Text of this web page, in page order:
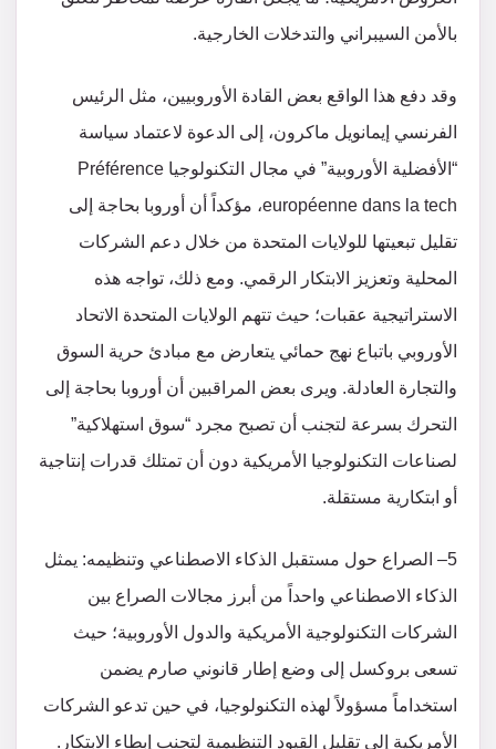
بالأمن السيبراني والتدخلات الخارجية.
وقد دفع هذا الواقع بعض القادة الأوروبيين، مثل الرئيس
الفرنسي إيمانويل ماكرون، إلى الدعوة لاعتماد سياسة
“الأفضلية الأوروبية” في مجال التكنولوجيا Préférence
européenne dans la tech، مؤكداً أن أوروبا بحاجة إلى
تقليل تبعيتها للولايات المتحدة من خلال دعم الشركات
المحلية وتعزيز الابتكار الرقمي. ومع ذلك، تواجه هذه
الاستراتيجية عقبات؛ حيث تتهم الولايات المتحدة الاتحاد
الأوروبي باتباع نهج حمائي يتعارض مع مبادئ حرية السوق
والتجارة العادلة. ويرى بعض المراقبين أن أوروبا بحاجة إلى
التحرك بسرعة لتجنب أن تصبح مجرد “سوق استهلاكية”
لصناعات التكنولوجيا الأمريكية دون أن تمتلك قدرات إنتاجية
أو ابتكارية مستقلة.
5– الصراع حول مستقبل الذكاء الاصطناعي وتنظيمه: يمثل
الذكاء الاصطناعي واحداً من أبرز مجالات الصراع بين
الشركات التكنولوجية الأمريكية والدول الأوروبية؛ حيث
تسعى بروكسل إلى وضع إطار قانوني صارم يضمن
استخداماً مسؤولاً لهذه التكنولوجيا، في حين تدعو الشركات
الأمريكية إلى تقليل القيود التنظيمية لتجنب إبطاء الابتكار.